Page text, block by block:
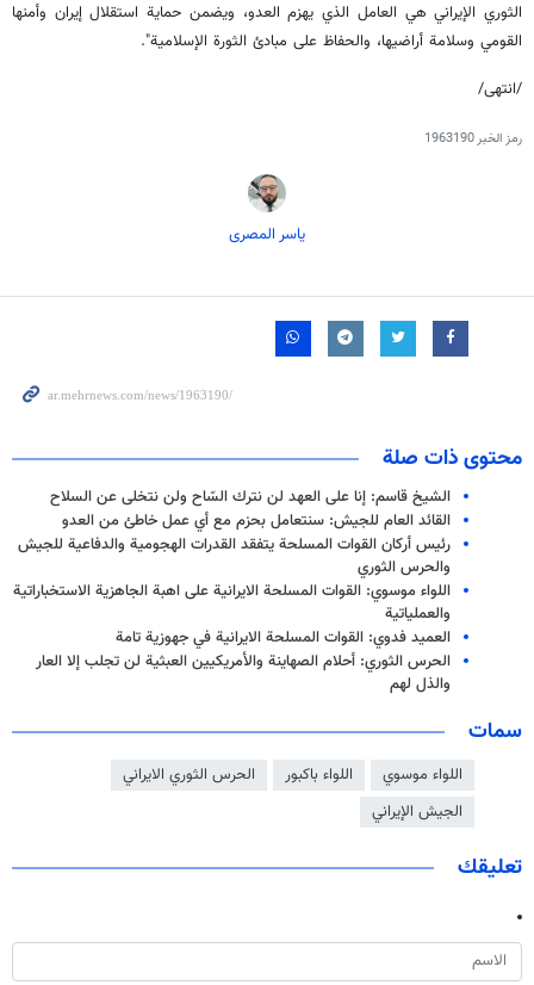
الثوري الإيراني هي العامل الذي يهزم العدو، ويضمن حماية استقلال إيران وأمنها
القومي وسلامة أراضيها، والحفاظ على مبادئ الثورة الإسلامية".
/انتهى/
رمز الخبر1963190
یاسر المصری
محتوى ذات صلة
الشيخ قاسم: إنا على العهد لن نترك السّاح ولن نتخلى عن السلاح
القائد العام للجيش: سنتعامل بحزم مع أي عمل خاطئ من العدو
رئيس أركان القوات المسلحة يتفقد القدرات الهجومية والدفاعية للجيش
والحرس الثوري
اللواء موسوي: القوات المسلحة الايرانية على اهبة الجاهزية الاستخباراتية
والعملياتية
العميد فدوي: القوات المسلحة الايرانية في جهوزية تامة
الحرس الثوري: أحلام الصهاينة والأمريكيين العبثية لن تجلب إلا العار
والذل لهم
سمات
اللواء موسوي اللواء باكبور
الحرس الثوري الايراني
الجيش الإيراني
تعليقك